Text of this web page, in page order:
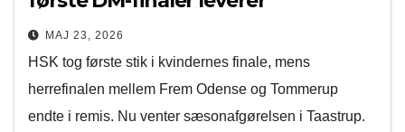
MAJ 23, 2026
HSK tog første stik i kvindernes finale, mens
herrefinalen mellem Frem Odense og Tommerup
endte i remis. Nu venter sæsonafgørelsen i Taastrup.